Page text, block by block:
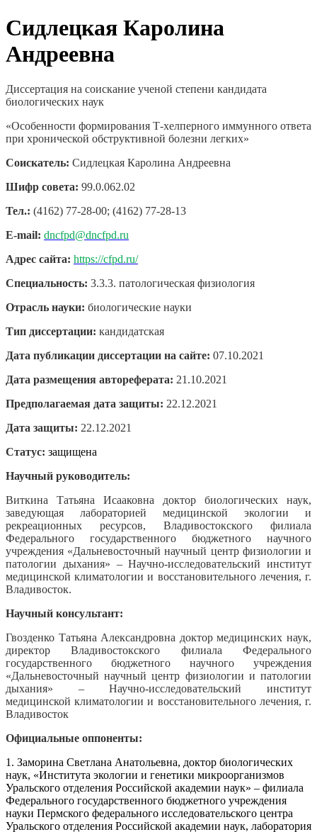
Сидлецкая Каролина
Андреевна
Диссертация на соискание ученой степени кандидата
биологических наук
«Особенности формирования Т-хелперного иммунного ответа
при хронической обструктивной болезни легких»
Соискатель: Сидлецкая Каролина Андреевна
Шифр совета: 99.0.062.02
Тел.: (4162) 77-28-00; (4162) 77-28-13
E-mail: dncfpd@dncfpd.ru
Адрес сайта: https://cfpd.ru/
Специальность: 3.3.3. патологическая физиология
Отрасль науки: биологические науки
Тип диссертации: кандидатская
Дата публикации диссертации на сайте: 07.10.2021
Дата размещения автореферата: 21.10.2021
Предполагаемая дата защиты: 22.12.2021
Дата защиты: 22.12.2021
Статус: защищена
Научный руководитель:
Виткина Татьяна Исааковна доктор биологических наук,
заведующая лабораторией медицинской экологии и
рекреационных ресурсов, Владивостокского филиала
Федерального государственного бюджетного научного
учреждения «Дальневосточный научный центр физиологии и
патологии дыхания» – Научно-исследовательский институт
медицинской климатологии и восстановительного лечения, г.
Владивосток.
Научный консультант:
Гвозденко Татьяна Александровна доктор медицинских наук,
директор Владивостокского филиала Федерального
государственного бюджетного научного учреждения
«Дальневосточный научный центр физиологии и патологии
дыхания» – Научно-исследовательский институт
медицинской климатологии и восстановительного лечения, г.
Владивосток
Официальные оппоненты:
1. Заморина Светлана Анатольевна, доктор биологических
наук, «Института экологии и генетики микроорганизмов
Уральского отделения Российской академии наук» – филиала
Федерального государственного бюджетного учреждения
науки Пермского федерального исследовательского центра
Уральского отделения Российской академии наук, лаборатория